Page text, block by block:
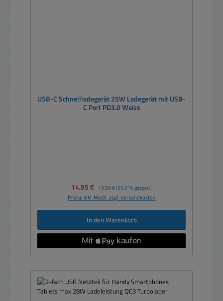
USB-C Schnellladegerät 25W Ladegerät mit USB-
C Port PD3.0 Weiss
Verkaufspreis:
14,95 € Regulärer Preis:
19,99 € (25.21% gespart)
Preise inkl. MwSt. zzgl. Versandkosten
In den Warenkorb